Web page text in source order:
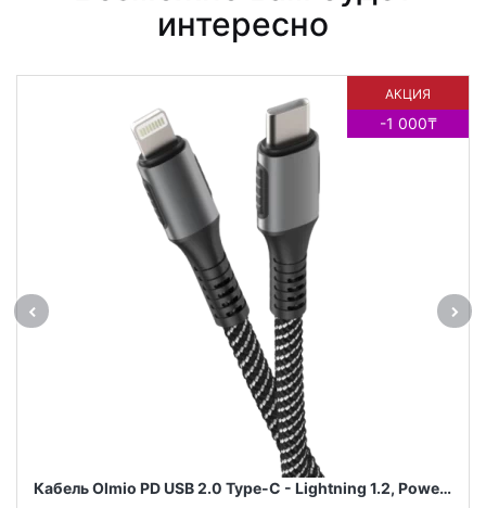
интересно
АКЦИЯ
-1 000₸
Кабель Olmio PD USB 2.0 Type-C - Lightning 1.2, Power Delivery, цвет черный